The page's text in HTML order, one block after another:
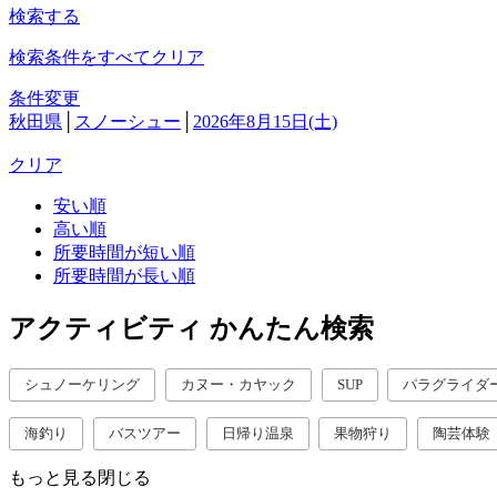
検索する
検索条件をすべてクリア
条件変更
秋田県
スノーシュー 2026年8月15日(土)
クリア
安い順
高い順
所要時間が短い順
所要時間が長い順
アクティビティ かんたん検索
シュノーケリング カヌー・カヤック SUP パラグライダ
海釣り バスツアー 日帰り温泉 果物狩り 陶芸体験
もっと見る 閉じる